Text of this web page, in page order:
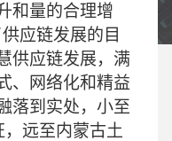
和量的合理增
应链发展的目
供应链发展，满
、网络化和精益
落到实处，小至
远至内蒙古土